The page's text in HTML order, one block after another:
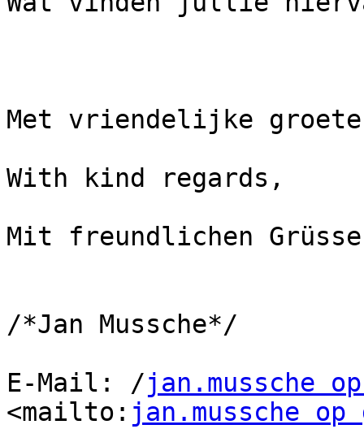
Met vriendelijke
With kind regards,
Mit freundlichen
/*Jan Mussche*/
E-Mail: /jan.mussche
<mailto: jan.mussche op